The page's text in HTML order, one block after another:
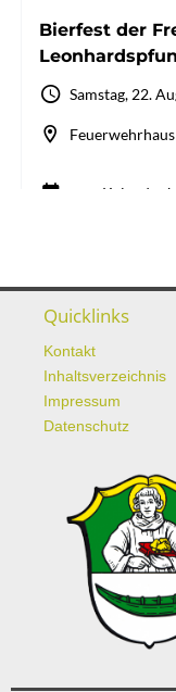
Quicklinks
Kontakt
Inhaltsverzeichnis
Impressum
Datenschutz